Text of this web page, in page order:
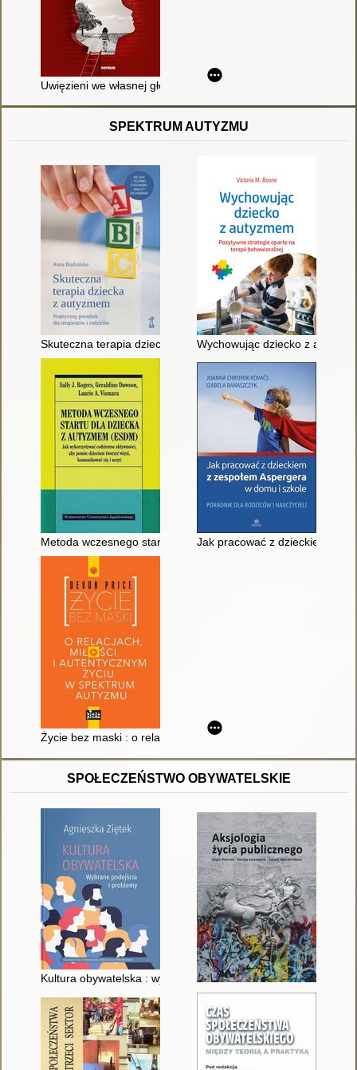
Uwięzieni we własnej głowie : jak zrozumieć przeszłość i mieć
SPEKTRUM AUTYZMU
Skuteczna terapia dziecka z autyzmem : praktyczny poradnik
Wychowując dziecko z
Metoda wczesnego startu dla dziecka z autyzmem (ESDM) :
Jak pracować z dzieckiem z
Życie bez maski : o relacjach, miłości i autentycznym życiu w
SPOŁECZEŃSTWO OBYWATELSKIE
Kultura obywatelska : wybrane podejścia i problemy